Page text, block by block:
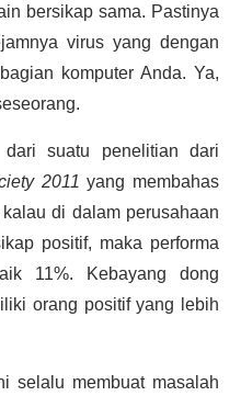
bersikap sama. Pastinya
virus yang dengan
komputer Anda. Ya,
suatu penelitian dari
2011 yang membahas
di dalam perusahaan
positif, maka performa
11%. Kebayang dong
orang positif yang lebih
selalu membuat masalah